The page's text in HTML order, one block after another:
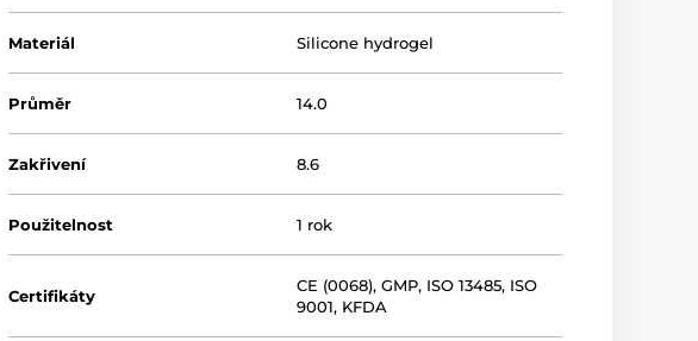
Materiál Silicone hydrogel
Průměr 14.0
Zakřivení 8.6
Použitelnost 1 rok
Certifikáty
CE (0068),GMP, ISO 13485, ISO
9001, KFDA